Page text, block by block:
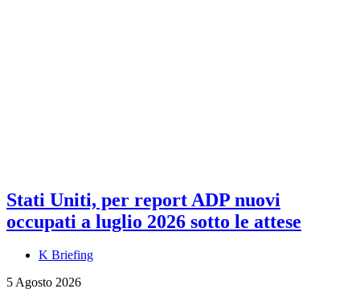
Stati Uniti, per report ADP nuovi
occupati a luglio 2026 sotto le attese
K Briefing
5 Agosto 2026